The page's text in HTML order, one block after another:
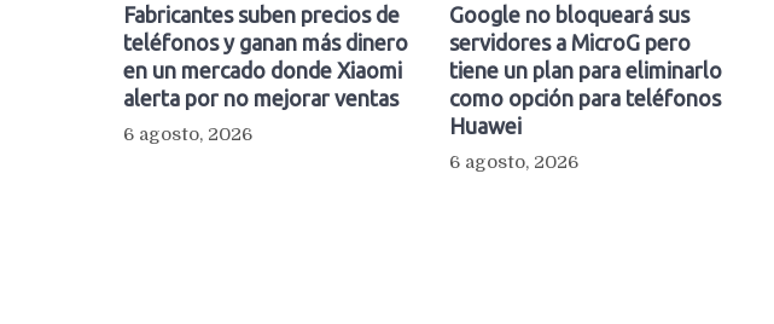
Fabricantes suben precios de
teléfonos y ganan más dinero
en un mercado donde Xiaomi
alerta por no mejorar ventas
6 agosto, 2026
Google no bloqueará sus
servidores a MicroG pero
tiene un plan para eliminarlo
como opción para teléfonos
Huawei
6 agosto, 2026